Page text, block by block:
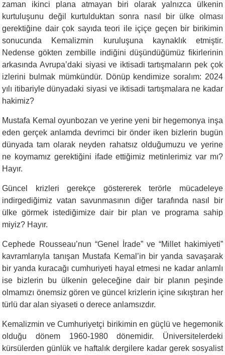
zaman ikinci plana atmayan biri olarak yalnızca ülkenin
kurtuluşunu değil kurtulduktan sonra nasıl bir ülke olması
gerektiğine dair çok sayıda teori ile içiçe geçen bir birikimin
sonucunda Kemalizmin kuruluşuna kaynaklık etmiştir.
Nedense gökten zembille indiğini düşündüğümüz fikirlerinin
arkasında Avrupa’daki siyasi ve iktisadi tartışmaların pek çok
izlerini bulmak mümkündür. Dönüp kendimize soralım: 2024
yılı itibariyle dünyadaki siyasi ve iktisadi tartışmalara ne kadar
hakimiz?
Mustafa Kemal oyunbozan ve yerine yeni bir hegemonya inşa
eden gerçek anlamda devrimci bir önder iken bizlerin bugün
dünyada tam olarak neyden rahatsız olduğumuzu ve yerine
ne koymamız gerektiğini ifade ettiğimiz metinlerimiz var mı?
Hayır.
Güncel krizleri gerekçe göstererek terörle mücadeleye
indirgediğimiz vatan savunmasının diğer tarafında nasıl bir
ülke görmek istediğimize dair bir plan ve programa sahip
miyiz? Hayır.
Cephede Rousseau’nun “Genel İrade” ve “Millet hakimiyeti”
kavramlarıyla tanışan Mustafa Kemal’in bir yanda savaşarak
bir yanda kuracağı cumhuriyeti hayal etmesi ne kadar anlamlı
ise bizlerin bu ülkenin geleceğine dair bir planın peşinde
olmamızı önemsiz gören ve güncel krizlerin içine sıkıştıran her
türlü dar alan siyaseti o derece anlamsızdır.
Kemalizmin ve Cumhuriyetçi birikimin en güçlü ve hegemonik
olduğu dönem 1960-1980 dönemidir. Üniversitelerdeki
kürsülerden günlük ve haftalık dergilere kadar gerek sosyalist